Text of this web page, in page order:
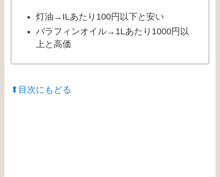
灯油→ILあたり100円以下と安い
パラフィンオイル→1Lあたり1000円以
上と高価
⬆︎目次にもどる